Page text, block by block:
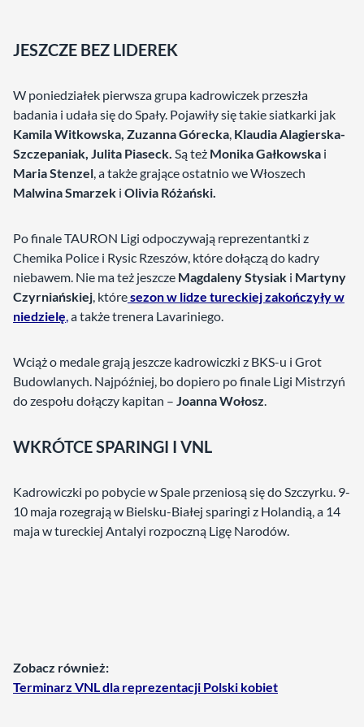
JESZCZE BEZ LIDEREK
W poniedziałek pierwsza grupa kadrowiczek przeszła
badania i udała się do Spały. Pojawiły się takie siatkarki jak
Kamila Witkowska, Zuzanna Górecka, Klaudia Alagierska-
Szczepaniak, Julita Piaseck. Są też Monika Gałkowska i
Maria Stenzel, a także grające ostatnio we Włoszech
Malwina Smarzek i Olivia Różański.
Po finale TAURON Ligi odpoczywają reprezentantki z
Chemika Police i Rysic Rzeszów, które dołączą do kadry
niebawem. Nie ma też jeszcze Magdaleny Stysiak i Martyny
Czyrniańskiej, któresezon w lidze tureckiej zakończyły w
niedzielę,a także trenera Lavariniego.
Wciąż o medale grają jeszcze kadrowiczki z BKS-u i Grot
Budowlanych. Najpóźniej, bo dopiero po finale Ligi Mistrzyń
do zespołu dołączy kapitan – Joanna Wołosz.
WKRÓTCE SPARINGI I VNL
Kadrowiczki po pobycie w Spale przeniosą się do Szczyrku. 9-
10 maja rozegrają w Bielsku-Białej sparingi z Holandią, a 14
maja w tureckiej Antalyi rozpoczną Ligę Narodów.
Zobacz również:
Terminarz VNL dla reprezentacji Polski kobiet